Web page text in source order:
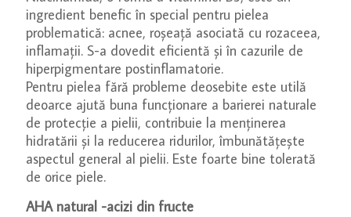
ingredient benefic în special pentru pielea
problematică: acnee, roşeaţă asociată cu rozaceea,
inflamaţii. S-a dovedit eficientă şi în cazurile de
hiperpigmentare postinflamatorie.
Pentru pielea fără probleme deosebite este utilă
deoarce ajută buna funcţionare a barierei naturale
de protecţie a pielii, contribuie la menţinerea
hidratării şi la reducerea ridurilor, îmbunătăţeşte
aspectul general al pielii. Este foarte bine tolerată
de orice piele.
AHA natural -acizi din fructe